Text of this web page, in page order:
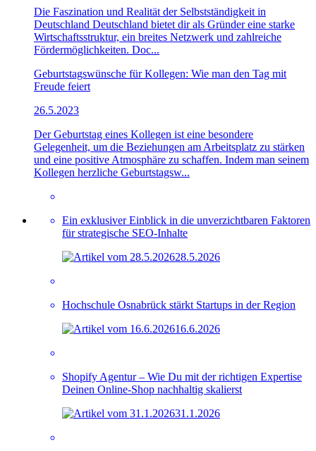
Die Faszination und Realität der Selbstständigkeit in
Deutschland Deutschland bietet dir als Gründer eine starke
Wirtschaftsstruktur, ein breites Netzwerk und zahlreiche
Fördermöglichkeiten. Doc...
Geburtstagswünsche für Kollegen: Wie man den Tag mit
Freude feiert
26.5.2023
Der Geburtstag eines Kollegen ist eine besondere
Gelegenheit, um die Beziehungen am Arbeitsplatz zu stärken
und eine positive Atmosphäre zu schaffen. Indem man seinem
Kollegen herzliche Geburtstagsw...
Ein exklusiver Einblick in die unverzichtbaren Faktoren
für strategische SEO-Inhalte
28.5.2026
Hochschule Osnabrück stärkt Startups in der Region
16.6.2026
Shopify Agentur – Wie Du mit der richtigen Expertise
Deinen Online-Shop nachhaltig skalierst
31.1.2026